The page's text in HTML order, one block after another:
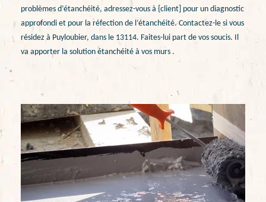
problèmes d’étanchéité, adressez-vous à {client] pour un diagnostic
approfondi et pour la réfection de l’étanchéité. Contactez-le si vous
résidez à Puyloubier, dans le 13114. Faites-lui part de vos soucis. Il
va apporter la solution étanchéité à vos murs .